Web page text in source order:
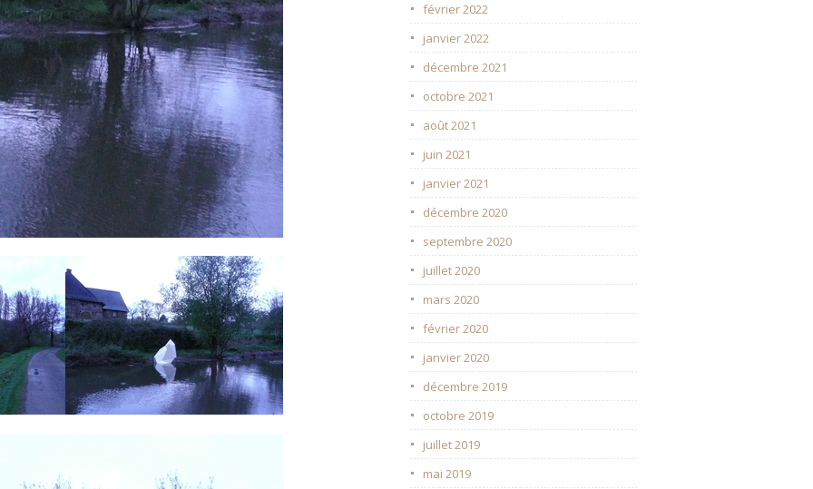
février 2022
janvier 2022
décembre 2021
octobre 2021
août 2021
juin 2021
janvier 2021
décembre 2020
septembre 2020
juillet 2020
mars 2020
février 2020
janvier 2020
décembre 2019
octobre 2019
juillet 2019
mai 2019